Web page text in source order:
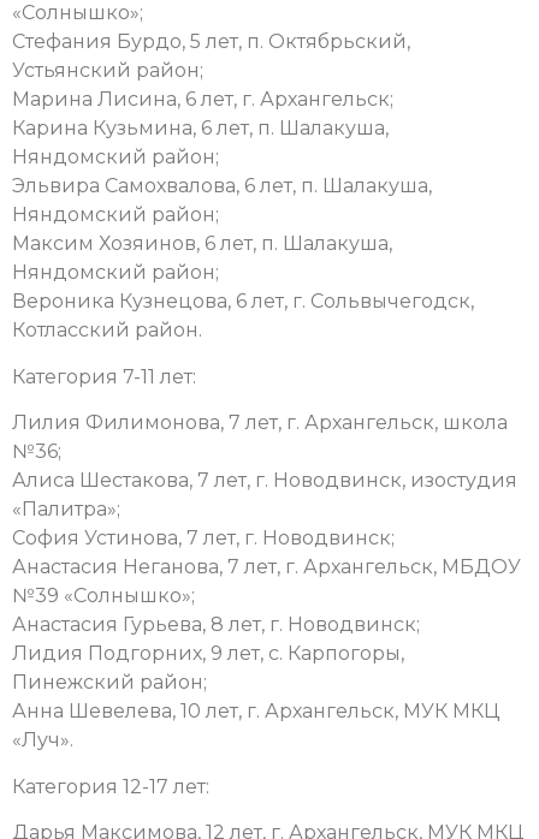
«Солнышко»;
Стефания Бурдо, 5 лет, п. Октябрьский,
Устьянский район;
Марина Лисина, 6 лет, г. Архангельск;
Карина Кузьмина, 6 лет, п. Шалакуша,
Няндомский район;
Эльвира Самохвалова, 6 лет, п. Шалакуша,
Няндомский район;
Максим Хозяинов, 6 лет, п. Шалакуша,
Няндомский район;
Вероника Кузнецова, 6 лет, г. Сольвычегодск,
Котласский район.
Категория 7-11 лет:
Лилия Филимонова, 7 лет, г. Архангельск, школа
№36;
Алиса Шестакова, 7 лет, г. Новодвинск, изостудия
«Палитра»;
София Устинова, 7 лет, г. Новодвинск;
Анастасия Неганова, 7 лет, г. Архангельск, МБДОУ
№39 «Солнышко»;
Анастасия Гурьева, 8 лет, г. Новодвинск;
Лидия Подгорних, 9 лет, с. Карпогоры,
Пинежский район;
Анна Шевелева, 10 лет, г. Архангельск, МУК МКЦ
«Луч».
Категория 12-17 лет:
Дарья Максимова, 12 лет, г. Архангельск, МУК МКЦ